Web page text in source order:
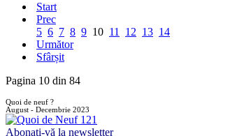
Start
Prec
5 6 7 8 9 10 11 12 13 14
Următor
Sfârșit
Pagina 10 din 84
Quoi de neuf ?
August - Decembrie 2023
Abonați-vă la newsletter